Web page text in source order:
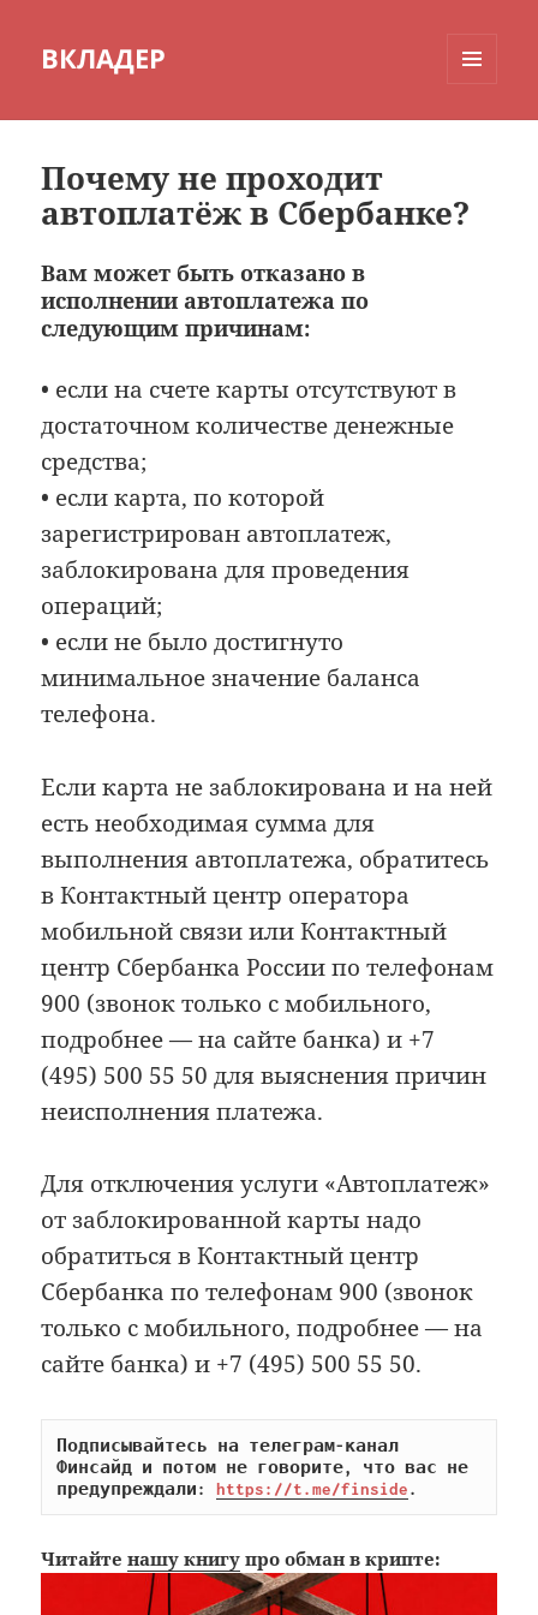
ВКЛАДЕР
Почему не проходит
автоплатёж в Сбербанке?
Вам может быть отказано в
исполнении автоплатежа по
следующим причинам:
• если на счете карты отсутствуют в
достаточном количестве денежные
средства;
• если карта, по которой
зарегистрирован автоплатеж,
заблокирована для проведения
операций;
• если не было достигнуто
минимальное значение баланса
телефона.
Если карта не заблокирована и на ней
есть необходимая сумма для
выполнения автоплатежа, обратитесь
в Контактный центр оператора
мобильной связи или Контактный
центр Сбербанка России по телефонам
900 (звонок только с мобильного,
подробнее — на сайте банка) и +7
(495) 500 55 50 для выяснения причин
неисполнения платежа.
Для отключения услуги «Автоплатеж»
от заблокированной карты надо
обратиться в Контактный центр
Сбербанка по телефонам 900 (звонок
только с мобильного, подробнее — на
сайте банка) и +7 (495) 500 55 50.
Подписывайтесь на телеграм-канал
Финсайд и потом не говорите, что вас не
предупреждали: https://t.me/finside.
Читайтенашу книгу про обман в крипте: